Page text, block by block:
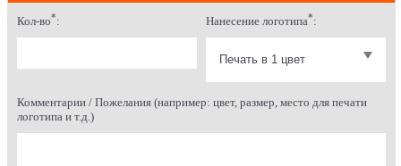
Кол-во*: Нанесение логотипа*:
Комментарии / Пожелания (например: цвет, размер, место для печати
логотипа и т.д.)